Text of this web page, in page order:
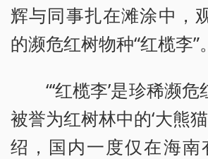
辉与同事扎在滩涂中，
的濒危红树物种“红榄李”。
“‘红榄李’是珍稀濒
被誉为红树林中的‘大熊
绍，国内一度仅在海南